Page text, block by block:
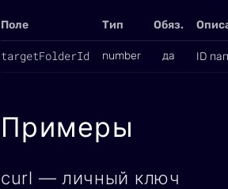
Поле Тип Обяз.
targetFolderId number да ID
Примеры
curl — личный ключ